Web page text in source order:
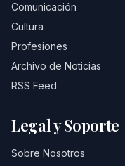
Comunicación
Cultura
Profesiones
Archivo de Noticias
RSS Feed
Legal y Soporte
Sobre Nosotros